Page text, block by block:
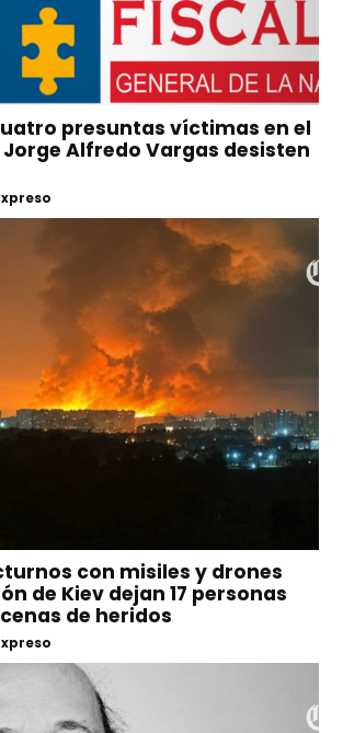
presuntas víctimas en el
Alfredo Vargas desisten
con misiles y drones
de Kiev dejan 17 personas
de heridos